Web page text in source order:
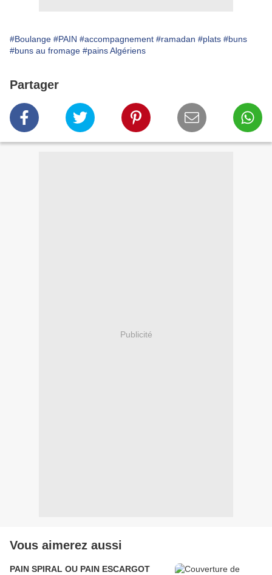
#Boulange #PAIN #accompagnement #ramadan #plats #buns
#buns au fromage #pains Algériens
Partager
Publicité
Vous aimerez aussi
PAIN SPIRAL OU PAIN ESCARGOT